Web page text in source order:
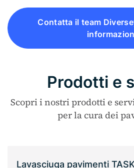
Contatta il team
Prodotti e
Scopri i nostri prodotti e
per la cura dei
Lavasciuga pavimenti